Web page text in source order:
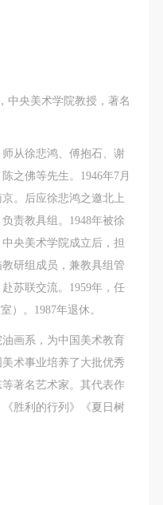
中央美术学院教授，著名
从徐悲鸿、傅抱石、谢
之佛等先生。1946年7月
。后应徐悲鸿之邀北上
责教具组。1948年被徐
央美术学院成立后，担
研组成员，兼教具组管
苏联交流。1959年，任
）。1987年退休。
画系，为中国美术教育
术事业培养了大批优秀
著名艺术家。其代表作
胜利的行列》《夏日树
账户登录